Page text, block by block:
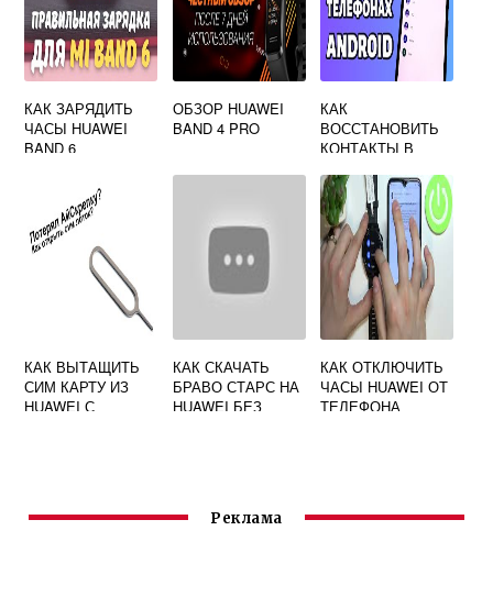
КАК ЗАРЯДИТЬ
ЧАСЫ HUAWEI
BAND 6
ОБЗОР HUAWEI
BAND 4 PRO
КАК
ВОССТАНОВИТЬ
КОНТАКТЫ В
ПОСЛЕ УДАЛЕНИЯ
НА HUAWEI
КАК ВЫТАЩИТЬ
СИМ КАРТУ ИЗ
HUAWEI С
КАК СКАЧАТЬ
БРАВО СТАРС НА
HUAWEI БЕЗ
КАК ОТКЛЮЧИТЬ
ЧАСЫ HUAWEI ОТ
ТЕЛЕФОНА
Реклама